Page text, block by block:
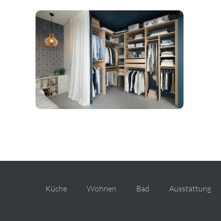
Küche Wohnen Bad Ausstattung